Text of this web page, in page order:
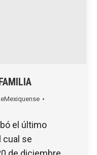
el último
cual se